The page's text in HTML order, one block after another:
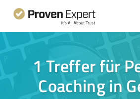
1 Treffer für
Coaching in